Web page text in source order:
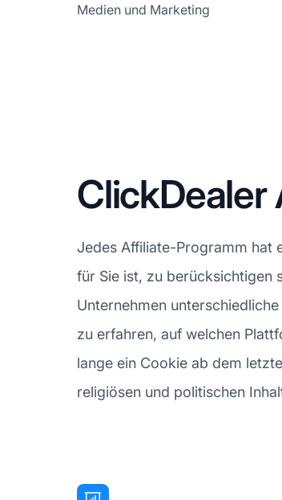
Medien und Marketing
Jedes Affiliate-Programm hat
für Sie ist, zu berücksichtigen
Unternehmen
zu erfahren, auf welchen
lange ein Cookie ab dem
religiösen und politischen